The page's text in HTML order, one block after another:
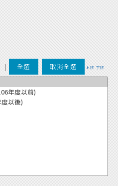
| 全選 取消全選 上移 下移